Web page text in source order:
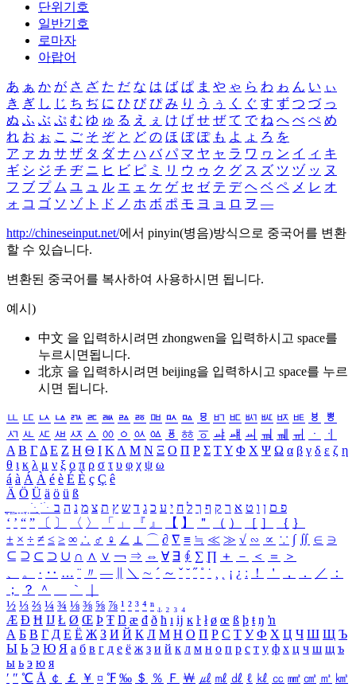
단위기호
일반기호
로마자
아랍어
あ ぁ か が さ ざ た だ な は ば ぱ ま や ゃ ら わ ゎ ん い ぃ
き ぎ し じ ち ぢ に ひ び ぴ み り う ぅ く ぐ す ず つ づ っ
ぬ ふ ぶ ぷ む ゆ ゅ る え ぇ け げ せ ぜ て で ね へ べ ぺ め
れ お ぉ こ ご そ ぞ と ど の ほ ぼ ぽ も よ ょ ろ を
ア ァ カ サ ザ タ ダ ナ ハ バ パ マ ヤ ャ ラ ワ ヮ ン イ ィ キ
ギ シ ジ チ ヂ ニ ヒ ビ ピ ミ リ ウ ゥ ク グ ス ズ ツ ヅ ッ ヌ
フ ブ プ ム ユ ュ ル エ ェ ケ ゲ セ ゼ テ デ ヘ ベ ペ メ レ オ
ォ コ ゴ ソ ゾ ト ド ノ ホ ボ ポ モ ヨ ョ ロ ヲ ―
http://chineseinput.net/에서 pinyin(병음)방식으로 중국어를 변환
할 수 있습니다.
변환된 중국어를 복사하여 사용하시면 됩니다.
예시)
中文 을 입력하시려면 zhongwen을 입력하시고 space를
누르시면됩니다.
北京 을 입력하시려면 beijing을 입력하시고 space를 누르
시면 됩니다.
ㅥ ㅦ ㅧ ㅨ ㅩ ㅪ ㅫ ㅬ ㅭ ㅮ ㅯ ㅰ ㅱ ㅲ ㅳ ㅴ ㅵ ㅶ ㅷ ㅸ
ㅹ
ㅺ ㅻ ㅼ ㅽ ㅾ ㅿ ㆀ ㆁ ㆂ ㆃ ㆄ ㆅ ㆆ ㆇ ㆈ ㆉ ㆊ ㆋ ㆌ ㆍ
ㆎ
Α Β ΓΔ Ε Ζ Η Θ Ι ΚΛ Μ Ν Ξ Ο Π Ρ Σ ΤΥ Φ Χ Ψ Ω α β γ δ ε ζ η
θ ι κ λ μ ν ξ ο π ρ σ τ υ φ χ ψ ω
á à Á À é è É È ç Ç ê
Ä Ö Ü ä ö ü ß
ִֶֹ ֻּ ׁׂ פ ם ן ו ט א ר ק ף ך ל ח י ע כ ג ד ש ץ ת צ מ נ ה ב
‘ ’ “ ” 〔 〕 〈 〉 「 」 『 』 【 】 ＂ （ ） ［ ］ ｛ ｝
± × ÷ ≠ ≤ ≥ ∞ ∴ ♂ ♀ ∠ ⊥ ⌒ ∂ ∇ ≡ ≒ ≪ ≫ √ ∽ ∝ ∵ ∫ ∬ ∈ ∋
⊆ ⊇ ⊂ ⊃ ∪ ∩ ∧ ∨ ￢ ⇒ ⇔ ∀ ∃ ∮ ∑ ∏ ＋ － ＜ ＝
＞
、
。 · ‥ … ¨ 〃 ― ＼ ∼ ´ ～ ˇ ˘ ˝ ˚ ˙ ¸ ¡ ¿ ː ！ ＇ ， ． ／
：
；
？ ＾ ｀
½ ⅓ ⅔ ¼ ¾ ⅛ ⅜ ⅝ ⅞ ¹ ² ³ ⁴ ⁿ ₁ ₂ ₃ ₄
Æ Ð Ħ Ĳ Ł Ø Œ Þ Ŧ Ŋ æ đ ð ħ ı ĳ ĸ ŀ ł ø œ ß þ ŧ ŋ ŉ
А Б В Г Д Е Ё Ж З И Й К Л М Н О П Р С Т У Ф Х Ц Ч Ш Щ Ъ
Ы Ь Э Ю Я а б в г д е ё ж з и й к л м н о п р с т у ф х ц ч ш щ ъ
ы ь э ю я
′ ″ ℃ Å ￠ ￡ ￥ ¤ ℉ ‰ ＄ ％ Ｆ ￦ ㎕ ㎖ ㎗ ℓ ㎘ ㏄ ㎣ ㎤ ㎥ ㎦